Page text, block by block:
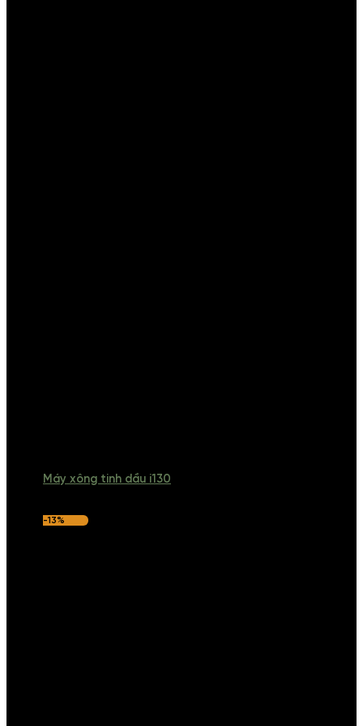
Máy xông tinh dầu i130
-13%